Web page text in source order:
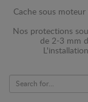
Cache sous
Nos protections
de 2-3 mm